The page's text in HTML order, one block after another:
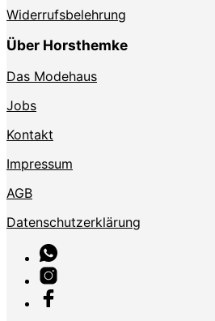
Widerrufsbelehrung
Über Horsthemke
Das Modehaus
Jobs
Kontakt
Impressum
AGB
Datenschutzerklärung